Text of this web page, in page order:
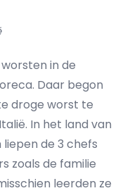
in de
Daar begon
droge worst te
In het land van
de 3 chefs
zoals de familie
leerden ze